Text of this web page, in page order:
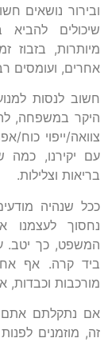
ובירור נושאים
שיכולים
מיותרות, בזבוז
אחרים, ועומסים
חשוב לנסות
היקר במשפחה,
צוואה/ייפוי כוח/
עם יקירנו, כמה
בריאות וצלילות.
ככל שנהיה
נחסוך לעצמנו
המשפט, כך יטב.
ביד קרה. אף
מורכבות וכבדות,
אם נתקלתם אתם
זה, מוזמנים